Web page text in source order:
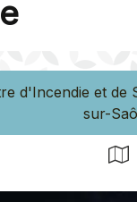
d'Incendie et de
sur-